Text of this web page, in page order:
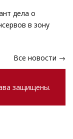
дела о
в зону
Все новости →
защищены.